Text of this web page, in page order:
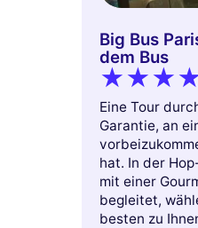
Big Bus
dem Bus
Eine Tour
Garantie, an
hat. In der
mit einer
begleitet,
besten zu